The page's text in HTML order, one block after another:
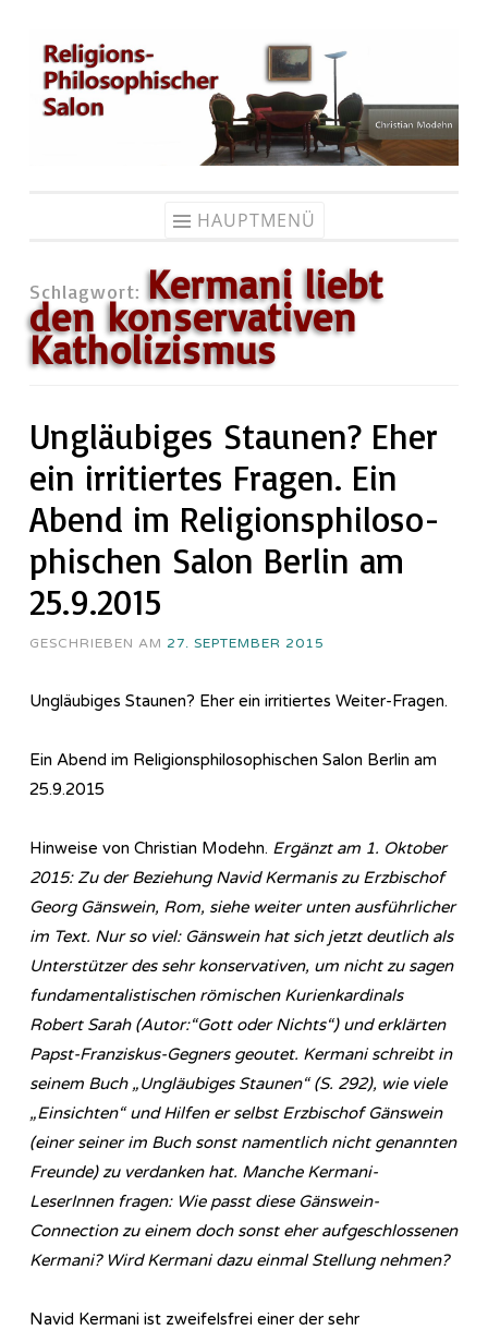
Zum
Inhalt
springen
HAUPTMENÜ
Schlagwort: Kermani liebt
den konservativen
Katholizismus
Ungläubiges Staunen? Eher
ein irritiertes Fragen. Ein
Abend im Re­li­gi­ons­phi­lo­so­
phi­sch­en Salon Berlin am
25.9.2015
GESCHRIEBEN AM 27. SEPTEMBER 2015
Ungläubiges Staunen? Eher ein irritiertes Weiter-Fragen.
Ein Abend im Re­li­gi­ons­phi­lo­so­phi­sch­en Salon Berlin am
25.9.2015
Hinweise von Christian Modehn. Ergänzt am 1. Oktober
2015: Zu der Beziehung Navid Kermanis zu Erzbischof
Georg Gänswein, Rom, siehe weiter unten ausführlicher
im Text. Nur so viel: Gänswein hat sich jetzt deutlich als
Unterstützer des sehr konservativen, um nicht zu sagen
fundamentalistischen römischen Kurienkardinals
Robert Sarah (Autor:“Gott oder Nichts“) und erklärten
Papst-Franziskus-Gegners geoutet. Kermani schreibt in
seinem Buch „Ungläubiges Staunen“ (S. 292), wie viele
„Einsichten“ und Hilfen er selbst Erzbischof Gänswein
(einer seiner im Buch sonst namentlich nicht genannten
Freunde) zu verdanken hat. Manche Kermani-
LeserInnen fragen: Wie passt diese Gänswein-
Connection zu einem doch sonst eher aufgeschlossenen
Kermani? Wird Kermani dazu einmal Stellung nehmen?
Navid Kermani ist zweifelsfrei einer der sehr